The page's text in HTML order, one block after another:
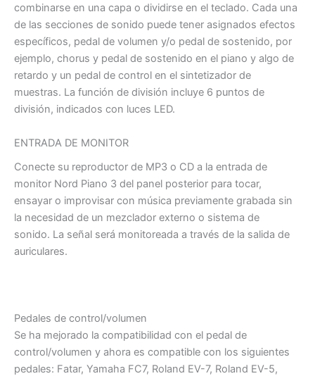
combinarse en una capa o dividirse en el teclado. Cada una
de las secciones de sonido puede tener asignados efectos
específicos, pedal de volumen y/o pedal de sostenido, por
ejemplo, chorus y pedal de sostenido en el piano y algo de
retardo y un pedal de control en el sintetizador de
muestras. La función de división incluye 6 puntos de
división, indicados con luces LED.
ENTRADA DE MONITOR
Conecte su reproductor de MP3 o CD a la entrada de
monitor Nord Piano 3 del panel posterior para tocar,
ensayar o improvisar con música previamente grabada sin
la necesidad de un mezclador externo o sistema de
sonido. La señal será monitoreada a través de la salida de
auriculares.
Pedales de control/volumen
Se ha mejorado la compatibilidad con el pedal de
control/volumen y ahora es compatible con los siguientes
pedales: Fatar, Yamaha FC7, Roland EV-7, Roland EV-5,